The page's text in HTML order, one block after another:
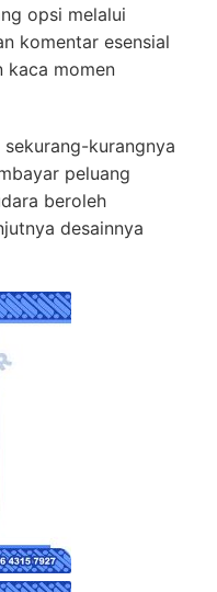
opsi melalui
komentar esensial
kaca momen
kurangnya
peluang
beroleh
desainnya